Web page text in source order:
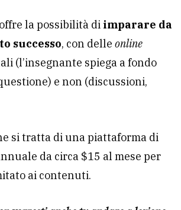
offre la possibilità di imparare da
successo, con delle online
(l’insegnante spiega a fondo
e non (discussioni,
si tratta di una piattaforma di
da circa $15 al mese per
ai contenuti.